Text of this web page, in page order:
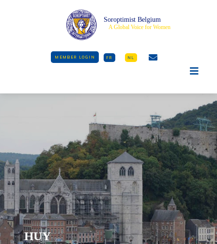
Soroptimist Belgium
A Global Voice for Women
MEMBER LOGIN FR NL
HUY